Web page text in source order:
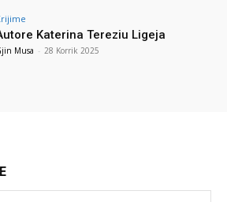
Katerina Tereziu Ligeja
Musa - 28 Korrik 2025